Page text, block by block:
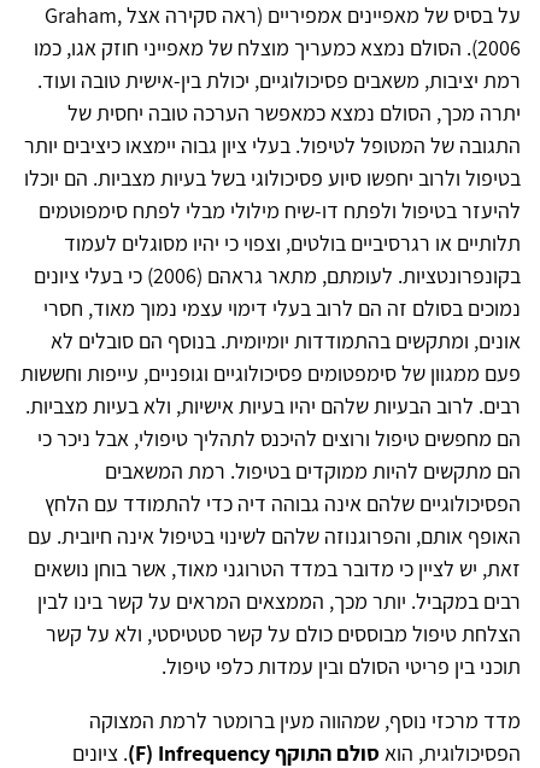
על בסיס של מאפיינים אמפיריים (ראה סקירה אצל Graham,
2006). הסולם נמצא כמעריך מוצלח של מאפייני חוזק אגו, כמו
רמת יציבות, משאבים פסיכולוגיים, יכולת בין-אישית טובה ועוד.
יתרה מכך, הסולם נמצא כמאפשר הערכה טובה יחסית של
התגובה של המטופל לטיפול. בעלי ציון גבוה יימצאו כיציבים יותר
בטיפול ולרוב יחפשו סיוע פסיכולוגי בשל בעיות מצביות. הם יוכלו
להיעזר בטיפול ולפתח דו-שיח מילולי מבלי לפתח סימפוטמים
תלותיים או רגרסיביים בולטים, וצפוי כי יהיו מסוגלים לעמוד
בקונפרונטציות. לעומתם, מתאר גראהם (2006) כי בעלי ציונים
נמוכים בסולם זה הם לרוב בעלי דימוי עצמי נמוך מאוד, חסרי
אונים, ומתקשים בהתמודדות יומיומית. בנוסף הם סובלים לא
פעם ממגוון של סימפטומים פסיכולוגיים וגופניים, עייפות וחששות
רבים. לרוב הבעיות שלהם יהיו בעיות אישיות, ולא בעיות מצביות.
הם מחפשים טיפול ורוצים להיכנס לתהליך טיפולי, אבל ניכר כי
הם מתקשים להיות ממוקדים בטיפול. רמת המשאבים
הפסיכולוגיים שלהם אינה גבוהה דיה כדי להתמודד עם הלחץ
האופף אותם, והפרוגנוזה שלהם לשינוי בטיפול אינה חיובית. עם
זאת, יש לציין כי מדובר במדד הטרוגני מאוד, אשר בוחן נושאים
רבים במקביל. יותר מכך, הממצאים המראים על קשר בינו לבין
הצלחת טיפול מבוססים כולם על קשר סטטיסטי, ולא על קשר
תוכני בין פריטי הסולם ובין עמדות כלפי טיפול.
מדד מרכזי נוסף, שמהווה מעין ברומטר לרמת המצוקה
הפסיכולוגית, הוא סולם התוקף F) Infrequency)
. ציונים